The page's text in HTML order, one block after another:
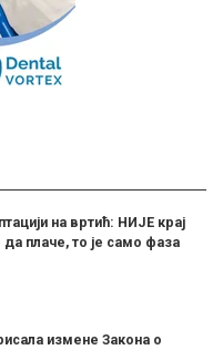
на вртић: НИЈЕ крај
плаче, то је само фаза
измене Закона о